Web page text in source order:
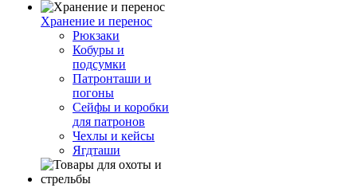
Хранение и перенос
Рюкзаки
Кобуры и
подсумки
Патронташи и
погоны
Сейфы и коробки
для патронов
Чехлы и кейсы
Ягдташи